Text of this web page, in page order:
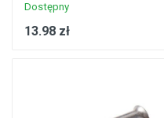
Dostępny
13.98 zł